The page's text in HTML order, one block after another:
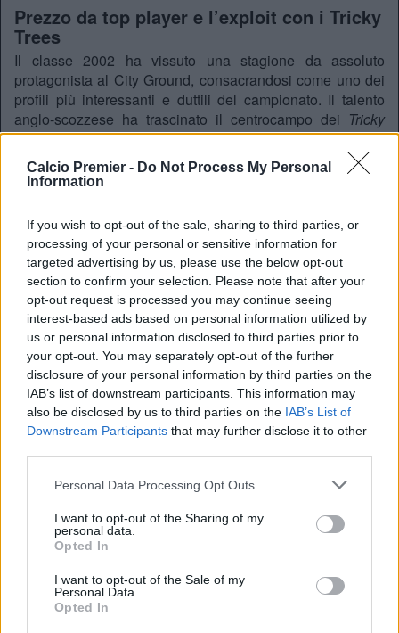
Calcio Premier - Do Not Process My Personal
Information
If you wish to opt-out of the sale, sharing to third parties, or
processing of your personal or sensitive information for
targeted advertising by us, please use the below opt-out
section to confirm your selection. Please note that after your
opt-out request is processed you may continue seeing
interest-based ads based on personal information utilized by
us or personal information disclosed to third parties prior to
your opt-out. You may separately opt-out of the further
disclosure of your personal information by third parties on the
IAB’s list of downstream participants. This information may
also be disclosed by us to third parties on the IAB’s List of
Downstream Participants that may further disclose it to other
Personal Data Processing Opt Outs
I want to opt-out of the Sharing of my
personal data.
Opted In
I want to opt-out of the Sale of my
Personal Data.
Opted In
Prezzo da top player e l’exploit con i Tricky
Trees
Il classe 2002 ha vissuto una stagione da assoluto
protagonista al City Ground, consacrandosi come uno dei
profili più interessanti e duttili del campionato. Il talento
anglo-scozzese ha trascinato il centrocampo dei Tricky
Treescollezionando la bellezza di50 presenze
complessive, arricchite da 5 gol e 4 assist
Numeri e prestazioni di alto livello che hanno fatto
Forest, infatti, valuta il cartellino del proprio gioiello non
meno di75 milioni di euro
Lo scenario
Il City vuole stringere i tempi per evitare pericolosi
inserimenti da parte deiRed Devilso di altre big europee.
Nelle prossime ore la nuova proposta formale potrebbe
sbloccare definitivamente la trattativa, regalando al nuovo
allenatore del City un rinforzo di primissimo piano per la
linea mediana del futuro.